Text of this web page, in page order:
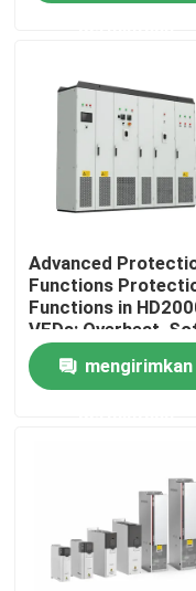
Video
Tentang kami
Kontrol Kualitas
Hubungi Kami
Minta Kutipan
Penggerak
Advanced
Functions
Functions in
VFDs: Overheat,
Start, and IGBT
mengirimkan